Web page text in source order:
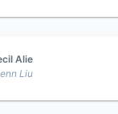
Alie
Liu